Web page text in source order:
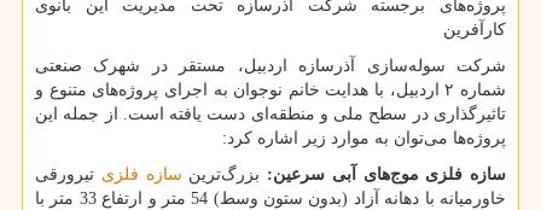
پروژه‌های برجسته شرکت آذرسازه تحت مدیریت این بانوی
کارآفرین
شرکت سوله‌سازی آذرسازه اردبیل، مستقر در شهرک صنعتی
شماره ۲ اردبیل، با هدایت خانم نوجوان به اجرای پروژه‌های متنوع و
تاثیرگذاری در سطح ملی و منطقه‌ای دست یافته است. از جمله این
پروژه‌ها می‌توان به موارد زیر اشاره کرد:
سازه فلزی موج‌های آبی سرعین: بزرگ‌ترین سازه فلزی تیرورقی
خاورمیانه با دهانه آزاد (بدون ستون وسط) 54 متر و ارتفاع 33 متر با